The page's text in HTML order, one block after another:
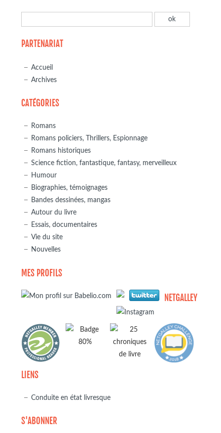
PARTENARIAT
Accueil
Archives
CATÉGORIES
Romans
Romans policiers, Thrillers, Espionnage
Romans historiques
Science fiction, fantastique, fantasy, merveilleux
Humour
Biographies, témoignages
Bandes dessinées, mangas
Autour du livre
Essais, documentaires
Vie du site
Nouvelles
MES PROFILS
NETGALLEY
LIENS
Conduite en état livresque
S'ABONNER